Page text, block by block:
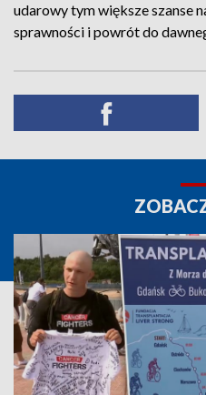
udarowy tym większe szanse
sprawności i powrót do